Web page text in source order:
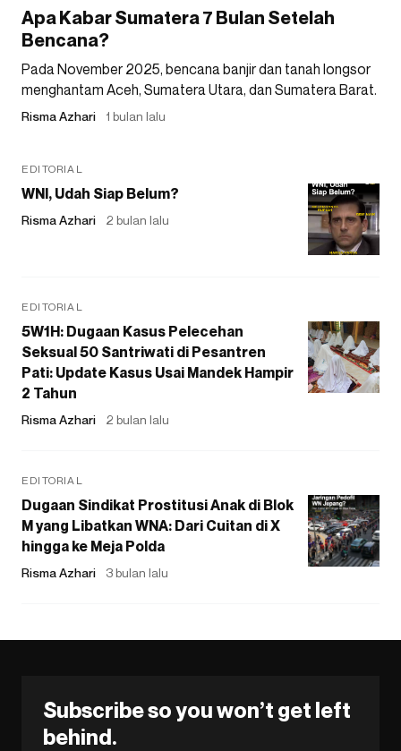
Apa Kabar Sumatera 7 Bulan Setelah
Bencana?
Pada November 2025, bencana banjir dan tanah longsor
menghantam Aceh, Sumatera Utara, dan Sumatera Barat.
Risma Azhari 1 bulan lalu
EDITORIAL
WNI, Udah Siap Belum?
Risma Azhari 2 bulan lalu
EDITORIAL
5W1H: Dugaan Kasus Pelecehan
Seksual 50 Santriwati di Pesantren
Pati: Update Kasus Usai Mandek Hampir
2 Tahun
Risma Azhari 2 bulan lalu
EDITORIAL
Dugaan Sindikat Prostitusi Anak di Blok
M yang Libatkan WNA: Dari Cuitan di X
hingga ke Meja Polda
Risma Azhari 3 bulan lalu
Subscribe so you won’t get left
behind.